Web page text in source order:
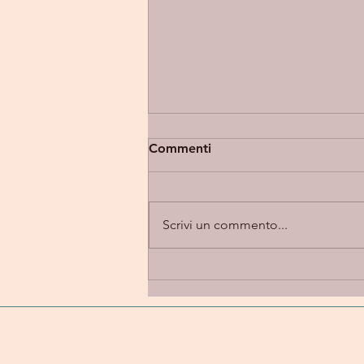
introspezione e alternative
rock in una dimensione
Commenti
Scrivi un commento...